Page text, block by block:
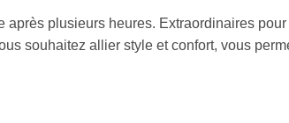
plusieurs heures. Extraordinaires
souhaitez allier style et confort, vous